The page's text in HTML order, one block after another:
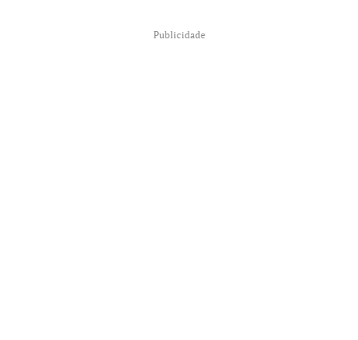
Publicidade